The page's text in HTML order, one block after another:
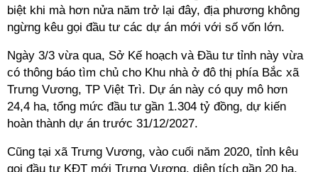
biệt khi mà hơn nửa năm trở lại đây, địa phương không
ngừng kêu gọi đầu tư các dự án mới với số vốn lớn.
Ngày 3/3 vừa qua, Sở Kế hoạch và Đầu tư tỉnh này vừa
có thông báo tìm chủ cho Khu nhà ở đô thị phía Bắc xã
Trưng Vương, TP Việt Trì. Dự án này có quy mô hơn
24,4 ha, tổng mức đầu tư gần 1.304 tỷ đồng, dự kiến
hoàn thành dự án trước 31/12/2027.
Cũng tại xã Trưng Vương, vào cuối năm 2020, tỉnh kêu
gọi đầu tư KĐT mới Trưng Vương, diện tích gần 20 ha,